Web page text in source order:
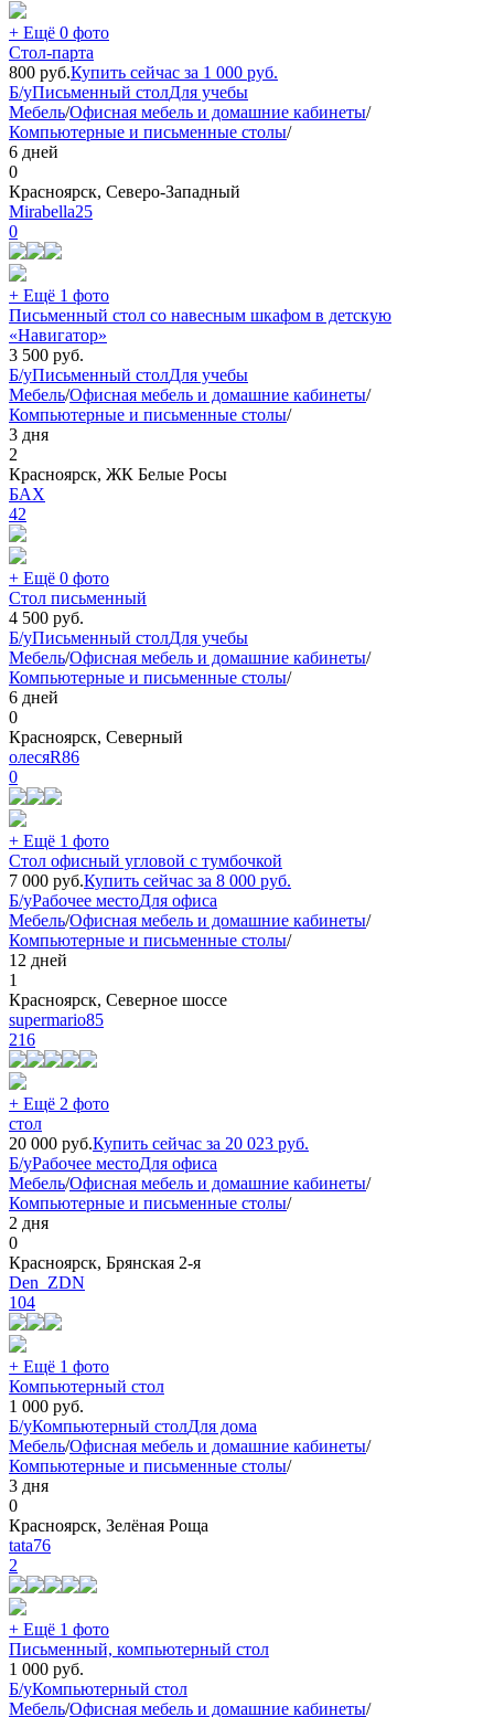
+ Ещё 0 фото
Стол-парта
800 руб.Купить сейчас за 1 000 руб.
Б/уПисьменный столДля учебы
Мебель/Офисная мебель и домашние кабинеты/
Компьютерные и письменные столы/
6 дней
0
Красноярск, Северо-Западный
Mirabella25
0
+ Ещё 1 фото
Письменный стол со навесным шкафом в детскую
«Навигатор»
3 500 руб.
Б/уПисьменный столДля учебы
Мебель/Офисная мебель и домашние кабинеты/
Компьютерные и письменные столы/
3 дня
2
Красноярск, ЖК Белые Росы
БАХ
42
+ Ещё 0 фото
Стол письменный
4 500 руб.
Б/уПисьменный столДля учебы
Мебель/Офисная мебель и домашние кабинеты/
Компьютерные и письменные столы/
6 дней
0
Красноярск, Северный
олесяR86
0
+ Ещё 1 фото
Стол офисный угловой с тумбочкой
7 000 руб.Купить сейчас за 8 000 руб.
Б/уРабочее местоДля офиса
Мебель/Офисная мебель и домашние кабинеты/
Компьютерные и письменные столы/
12 дней
1
Красноярск, Северное шоссе
supermario85
216
+ Ещё 2 фото
стол
20 000 руб.Купить сейчас за 20 023 руб.
Б/уРабочее местоДля офиса
Мебель/Офисная мебель и домашние кабинеты/
Компьютерные и письменные столы/
2 дня
0
Красноярск, Брянская 2-я
Den_ZDN
104
+ Ещё 1 фото
Компьютерный стол
1 000 руб.
Б/уКомпьютерный столДля дома
Мебель/Офисная мебель и домашние кабинеты/
Компьютерные и письменные столы/
3 дня
0
Красноярск, Зелёная Роща
tata76
2
+ Ещё 1 фото
Письменный, компьютерный стол
1 000 руб.
Б/уКомпьютерный стол
Мебель/Офисная мебель и домашние кабинеты/